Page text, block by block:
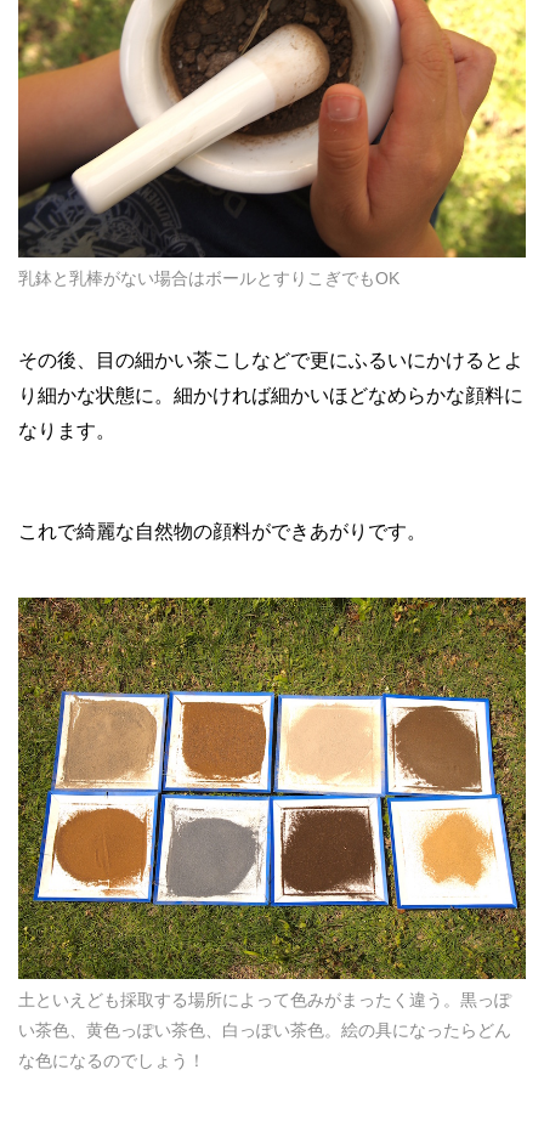
乳鉢と乳棒がない場合はボールとすりこぎでもOK
その後、目の細かい茶こしなどで更にふるいにかけるとよ
り細かな状態に。細かければ細かいほどなめらかな顔料に
なります。
これで綺麗な自然物の顔料ができあがりです。
土といえども採取する場所によって色みがまったく違う。黒っぽ
い茶色、黄色っぽい茶色、白っぽい茶色。絵の具になったらどん
な色になるのでしょう！